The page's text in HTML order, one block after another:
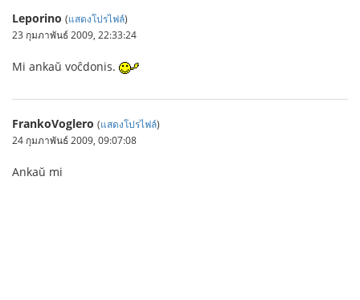
Leporino (แสดงโปรไฟล์)
23 กุมภาพันธ์ 2009, 22:33:24
Mi ankaŭ voĉdonis.
FrankoVoglero (แสดงโปรไฟล์)
24 กุมภาพันธ์ 2009, 09:07:08
Ankaŭ mi